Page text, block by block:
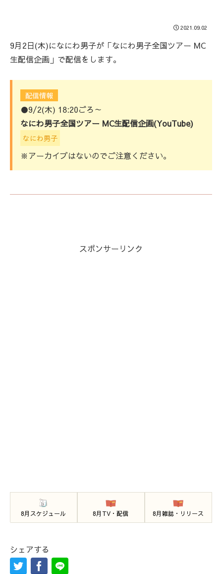
2021.09.02
9月2日(木)になにわ男子が「なにわ男子全国ツアー MC
生配信企画」で配信をします。
配信情報
●9/2(木) 18:20ごろ～
なにわ男子全国ツアー MC生配信企画(YouTube)
なにわ男子
※アーカイブはないのでご注意ください。
スポンサーリンク
8月スケジュール 8月TV・配信 8月雑誌・リリース
シェアする